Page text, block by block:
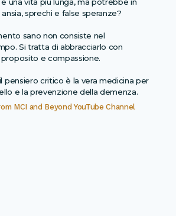
sprechi e false speranze?
sano non consiste nel
Si tratta di abbracciarlo con
e compassione.
pensiero critico è la vera medicina per
e la prevenzione della demenza.
MCI and Beyond YouTube Channel